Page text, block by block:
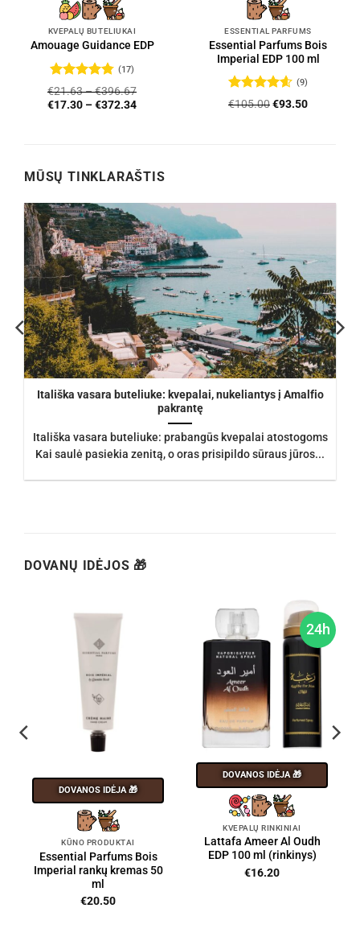
KVEPALŲ BUTELIUKAI
Amouage Guidance EDP
Įvertinimas:
4.76iš 5
(17)
€21.63–€396.67
€17.30 –€372.34
ESSENTIAL PARFUMS
Essential Parfums Bois
Imperial EDP 100 ml
Įvertinimas:
(9)
€105.00Original
€93.50Current
MŪSŲ TINKLARAŠTIS
Itališka vasara buteliuke: kvepalai, nukeliantys į Amalfio
pakrantę
Itališka vasara buteliuke: prabangūs kvepalai atostogoms
Kai saulė pasiekia zenitą, o oras prisipildo sūraus jūros...
DOVANŲ IDĖJOS 🎁
DOVANOS IDĖJA 🎁
KŪNO PRODUKTAI
Essential Parfums Bois
Imperial rankų kremas 50
ml
€20.50
24h
DOVANOS IDĖJA 🎁
KVEPALŲ RINKINIAI
Lattafa Ameer Al Oudh
EDP 100 ml (rinkinys)
€16.20